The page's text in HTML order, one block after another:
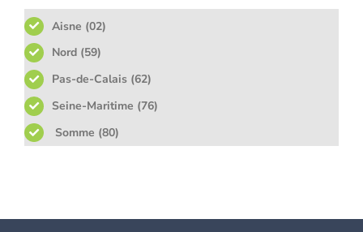
Aisne (02)
Nord (59)
Pas-de-Calais (62)
Seine-Maritime (76)
Somme (80)